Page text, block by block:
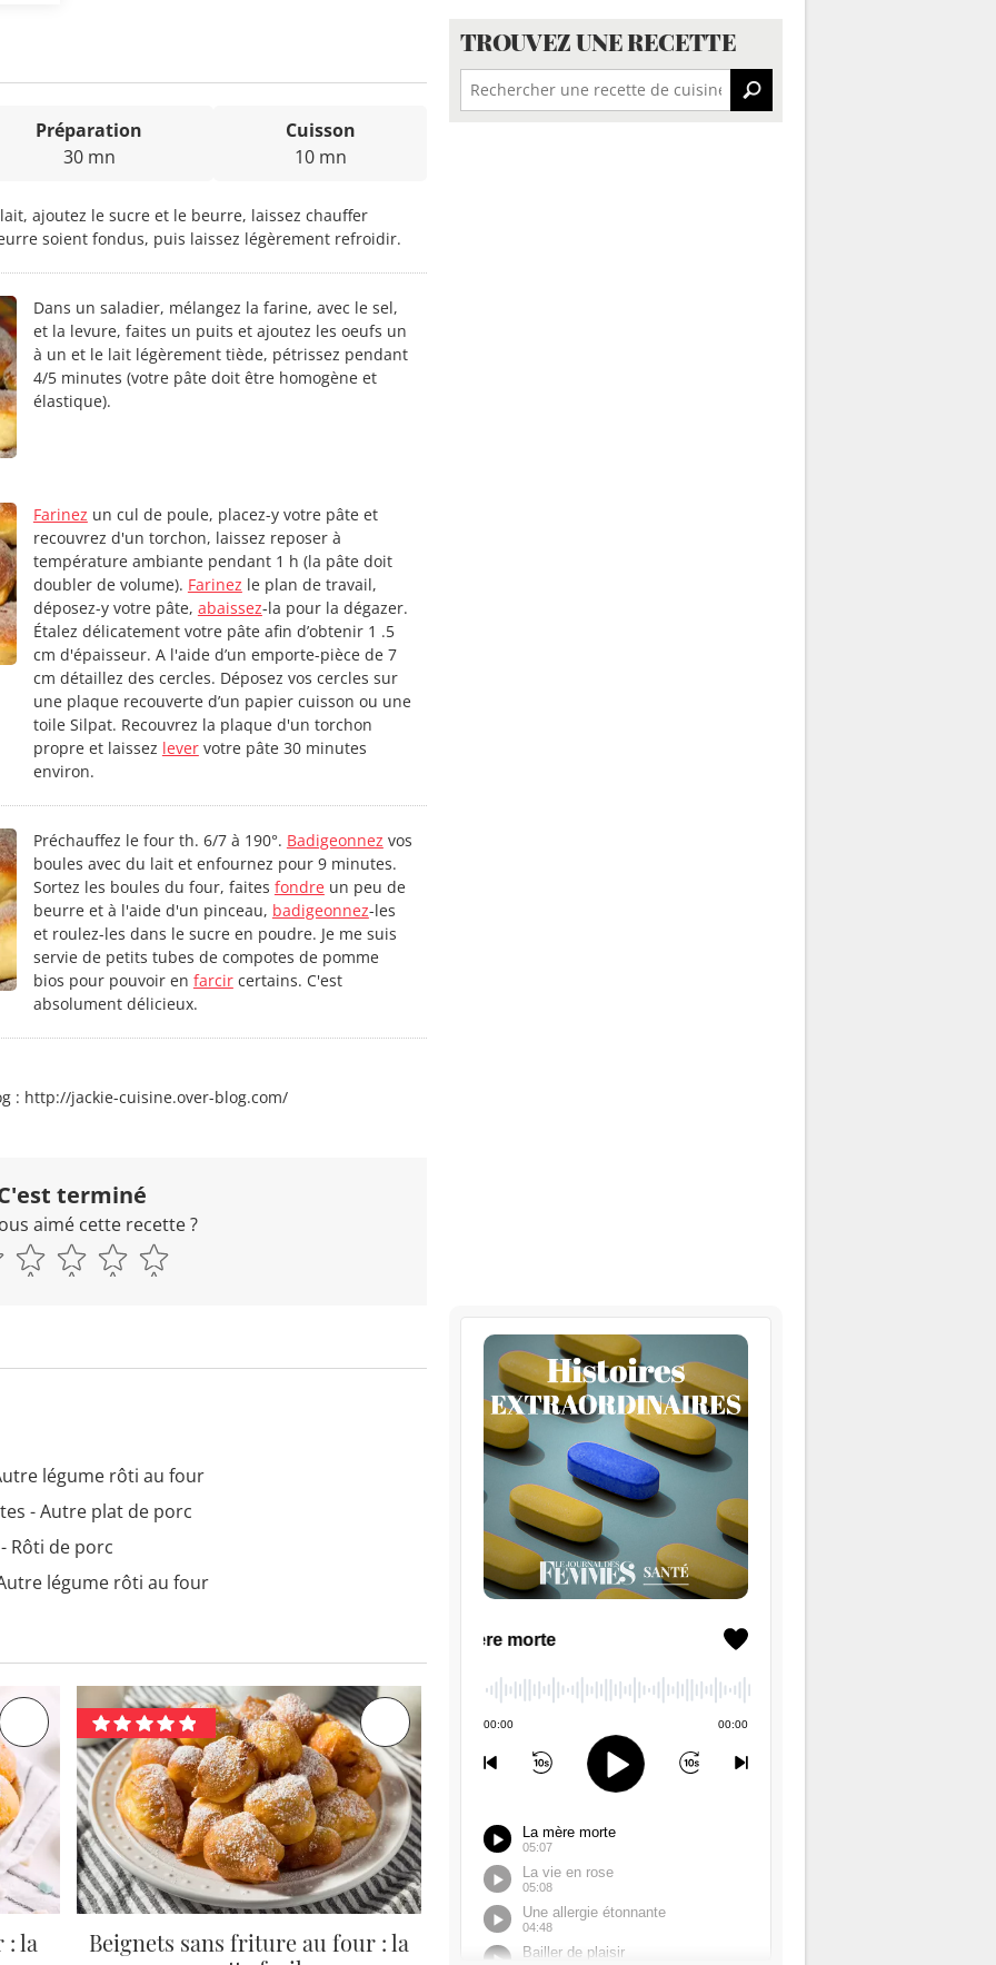
Préparation
30 mn
Cuisson
10 mn
ajoutez le sucre et le beurre, laissez chauffer
soient fondus, puis laissez légèrement refroidir.
Dans un saladier, mélangez la farine, avec le sel,
et la levure, faites un puits et ajoutez les oeufs un
à un et le lait légèrement tiède, pétrissez pendant
4/5 minutes (votre pâte doit être homogène et
élastique).
Farinez un cul de poule, placez-y votre pâte et
recouvrez d'un torchon, laissez reposer à
température ambiante pendant 1 h (la pâte doit
doubler de volume). Farinez le plan de travail,
déposez-y votre pâte, abaissez-la pour la dégazer.
Étalez délicatement votre pâte afin d’obtenir 1 .5
cm d'épaisseur. A l'aide d’un emporte-pièce de 7
cm détaillez des cercles. Déposez vos cercles sur
une plaque recouverte d’un papier cuisson ou une
toile Silpat. Recouvrez la plaque d'un torchon
propre et laissez levervotre pâte 30 minutes
environ.
Préchauffez le four th. 6/7 à 190°. Badigeonnez vos
boules avec du lait et enfournez pour 9 minutes.
Sortez les boules du four, faites fondreun peu de
beurre et à l'aide d'un pinceau, badigeonnez-les
et roulez-les dans le sucre en poudre. Je me suis
servie de petits tubes de compotes de pomme
bios pour pouvoir en farcircertains. C'est
absolument délicieux.
: http://jackie-cuisine.over-blog.com/
terminé
aimé cette recette ?
légume rôti au four
- Autre plat de porc
Rôti de porc
légume rôti au four
: la
Beignets sans friture au four : la
TROUVEZ UNE RECETTE